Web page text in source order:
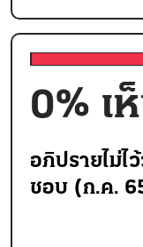
0% เ
อภิปรายไม่ไ
ชอบ (ก.ค.